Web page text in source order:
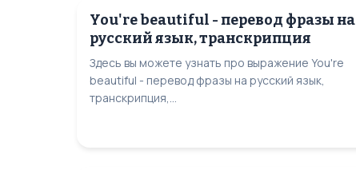
You're beautiful - перевод фразы на
русский язык, транскрипция
Здесь вы можете узнать про выражение You're
beautiful - перевод фразы на русский язык,
транскрипция,...